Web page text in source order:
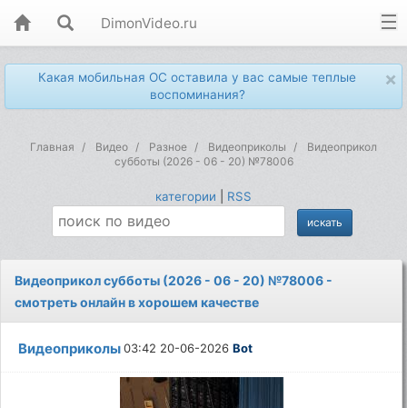
DimonVideo.ru
×
Какая мобильная ОС оставила у вас самые теплые
воспоминания?
Главная Видео Разное Видеоприколы
Видеоприкол
субботы (2026 - 06 - 20) №78006
категории RSS
Видеоприкол субботы (2026 - 06 - 20) №78006 -
смотреть онлайн в хорошем качестве
Видеоприколы03:42 20-06-2026Bot